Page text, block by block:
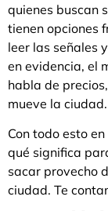
quienes buscan
tienen opciones
leer las señales
en evidencia, el
habla de
mueve la ciudad.
Con todo esto
qué significa
sacar provecho
ciudad. Te